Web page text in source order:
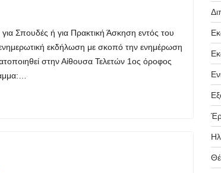
Σπουδές ή για Πρακτική Άσκηση εντός του
εκδήλωση με σκοπό την ενημέρωση
στην Αίθουσα Τελετών 1ος όροφος